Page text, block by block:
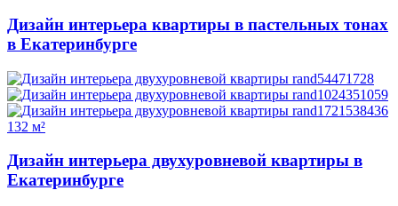
Дизайн интерьера квартиры в пастельных тонах
в Екатеринбурге
132 м²
Дизайн интерьера двухуровневой квартиры в
Екатеринбурге